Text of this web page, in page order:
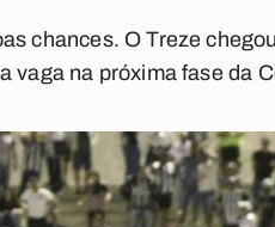
chances. O Treze
vaga na próxima fase da